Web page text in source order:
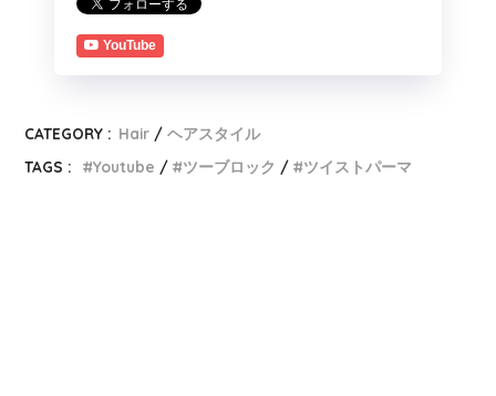
YouTube
CATEGORY : Hair
ヘアスタイル
TAGS :
Youtube ツーブロック ツイストパーマ